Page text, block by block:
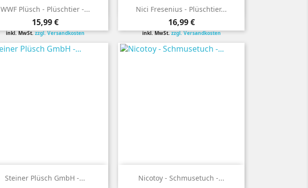
WWF Plüsch - Plüschtier -...
Preis
15,99 €
inkl. MwSt.zzgl. Versandkosten
 Vorschau Nici Fresenius - Plüschtier...
Preis
16,99 €
inkl. MwSt.zzgl. Versandkosten
 Vorschau
Steiner Plüsch GmbH -...
 Vorschau Nicotoy - Schmusetuch -...
 Vorschau